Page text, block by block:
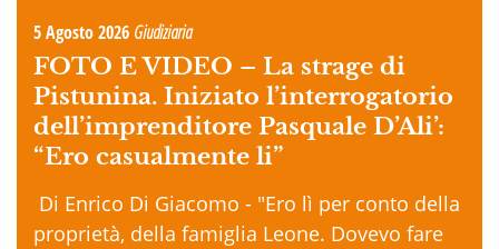
5 Agosto 2026 Giudiziaria
FOTO E VIDEO – La strage di
Pistunina. Iniziato l’interrogatorio
dell’imprenditore Pasquale D’Ali’:
“Ero casualmente li”
Di Enrico Di Giacomo - "Ero lì per conto della
proprietà, della famiglia Leone. Dovevo fare